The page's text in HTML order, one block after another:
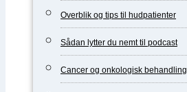
Overblik og tips til hudpatienter
Sådan lytter du nemt til podcast
Cancer og onkologisk behandling